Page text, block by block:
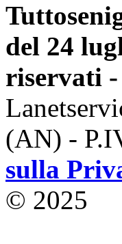
del 24
riservati -
(AN) -
sulla
© 2025